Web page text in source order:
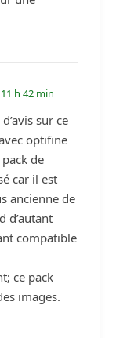
h 42 min
sur ce
optifine
de
car il est
ancienne de
d’autant
compatible
ce pack
images.